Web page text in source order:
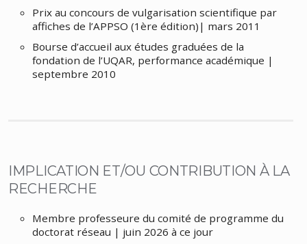
Prix au concours de vulgarisation scientifique par
affiches de l’APPSO (1ère édition)| mars 2011
Bourse d’accueil aux études graduées de la
fondation de l’UQAR, performance académique |
septembre 2010
IMPLICATION ET/OU CONTRIBUTION À LA
RECHERCHE
Membre professeure du comité de programme du
doctorat réseau | juin 2026 à ce jour